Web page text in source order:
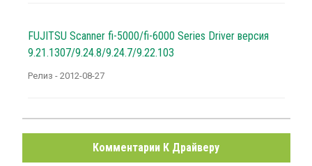
FUJITSU Scanner fi-5000/fi-6000 Series Driver версия
9.21.1307/9.24.8/9.24.7/9.22.103
Релиз - 2012-08-27
Комментарии К Драйверу